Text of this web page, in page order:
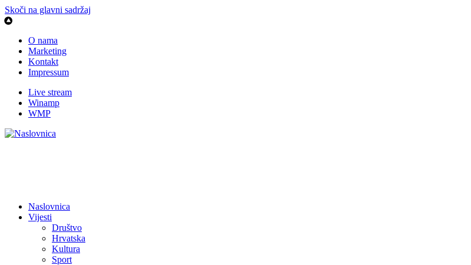
Skoči na glavni sadržaj
O nama
Marketing
Kontakt
Impressum
Live stream
Winamp
WMP
Naslovnica
Vijesti
Društvo
Hrvatska
Kultura
Sport